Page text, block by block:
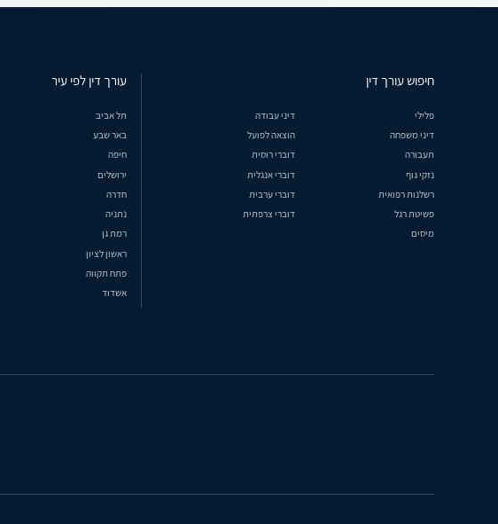
חיפוש עורך דין
פלילי
דיני עבודה
דיני משפחה
הוצאה לפועל
תעבורה
דוברי רוסית
נזקי גוף
דוברי אנגלית
רשלנות רפואית
דוברי ערבית
פשיטת רגל
דוברי צרפתית
מיסים
עורך דין לפי עיר
תל אביב
באר שבע
חיפה
ירושלים
חדרה
נתניה
רמת גן
ראשון לציון
פתח תקווה
אשדוד